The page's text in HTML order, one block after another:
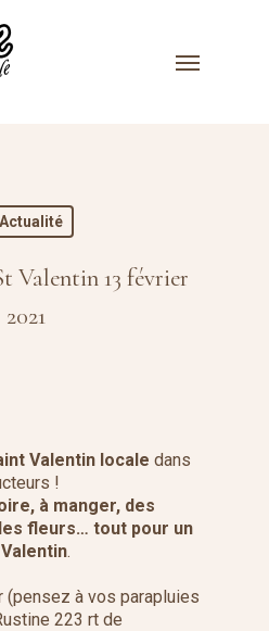
Actualité
Valentin 13 février
2021
Valentin locale dans
!
à manger, des
fleurs… tout pour un
.
(pensez à vos parapluies
223 rt de